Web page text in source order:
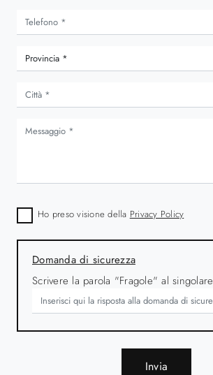
Ho preso visione della Privacy Policy
Domanda di sicurezza
Scrivere la parola "Fragole" al singolare
Invia